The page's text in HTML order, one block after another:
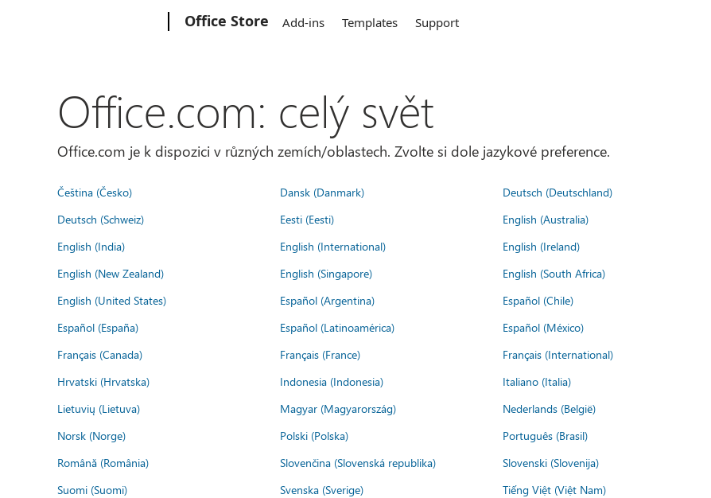
Office Store Add-ins Templates Support
Office.com: celý svět
Office.com je k dispozici v různých zemích/oblastech. Zvolte si dole jazykové preference.
Čeština (Česko) Dansk (Danmark) Deutsch (Deutschland)
Deutsch (Schweiz)
Eesti (Eesti) English (Australia)
English (India)
English (International) English (Ireland)
English (New Zealand)
English (Singapore) English (South Africa)
English (United States)
Español (Argentina) Español (Chile)
Español (España)
Español (Latinoamérica) Español (México)
Français (Canada)
Français (France) Français (International)
Hrvatski (Hrvatska)
Indonesia (Indonesia) Italiano (Italia)
Lietuvių (Lietuva)
Magyar (Magyarország) Nederlands (België)
Norsk (Norge)
Polski (Polska) Português (Brasil)
Română (România)
Slovenčina (Slovenská republika) Slovenski (Slovenija)
Suomi (Suomi)
Svenska (Sverige) Tiếng Việt (Việt Nam)